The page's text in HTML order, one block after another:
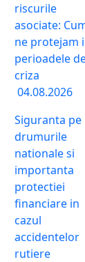
riscurile
asociate:
ne protejam
perioadele
criza
04.08.2026
Siguranta pe
drumurile
nationale si
importanta
protectiei
financiare in
cazul
accidentelor
rutiere